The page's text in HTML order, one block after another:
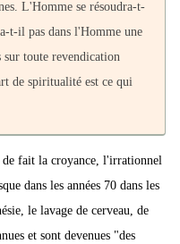
L'Homme se résoudra-t-
t-il pas dans l'Homme une
toute revendication
de spiritualité est ce qui
fait la croyance, l'irrationnel
dans les années 70 dans les
le lavage de cerveau, de
et sont devenues "des